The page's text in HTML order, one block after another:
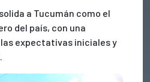
a Tucumán como el
del país, con una
expectativas iniciales y